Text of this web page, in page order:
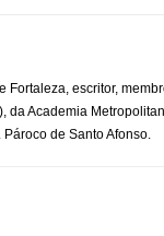
escritor,
da Academia
de Santo Afonso.